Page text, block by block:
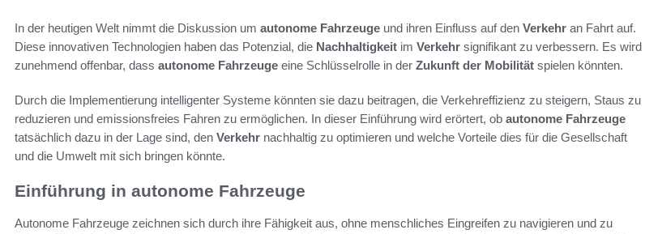
In der heutigen Welt nimmt die Diskussion um autonome Fahrzeuge und ihren Einfluss auf den Verkehr an Fahrt auf.
Diese innovativen Technologien haben das Potenzial, die Nachhaltigkeit im Verkehr signifikant zu verbessern. Es wird
zunehmend offenbar, dass autonome Fahrzeuge eine Schlüsselrolle in der Zukunft der Mobilität spielen könnten.
Durch die Implementierung intelligenter Systeme könnten sie dazu beitragen, die Verkehreffizienz zu steigern, Staus zu
reduzieren und emissionsfreies Fahren zu ermöglichen. In dieser Einführung wird erörtert, ob autonome Fahrzeuge
tatsächlich dazu in der Lage sind, den Verkehr nachhaltig zu optimieren und welche Vorteile dies für die Gesellschaft
und die Umwelt mit sich bringen könnte.
Einführung in autonome Fahrzeuge
Autonome Fahrzeuge zeichnen sich durch ihre Fähigkeit aus, ohne menschliches Eingreifen zu navigieren und zu